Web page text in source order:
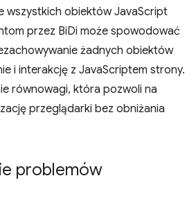
wszystkich obiektów JavaScript
przez BiDi może spowodować
żadnych obiektów
i interakcję z JavaScriptem strony.
równowagi, która pozwoli na
przeglądarki bez obniżania
problemów